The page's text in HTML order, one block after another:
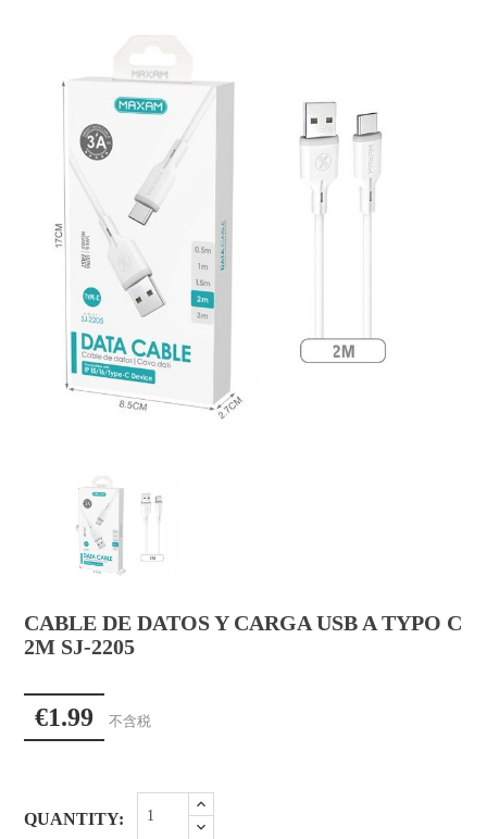
CABLE DE DATOS Y CARGA USB A TYPO C
2M SJ-2205
€1.99 不含税
QUANTITY: